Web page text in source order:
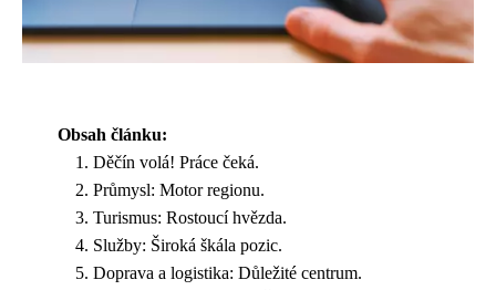
Obsah článku:
Děčín volá! Práce čeká.
Průmysl: Motor regionu.
Turismus: Rostoucí hvězda.
Služby: Široká škála pozic.
Doprava a logistika: Důležité centrum.